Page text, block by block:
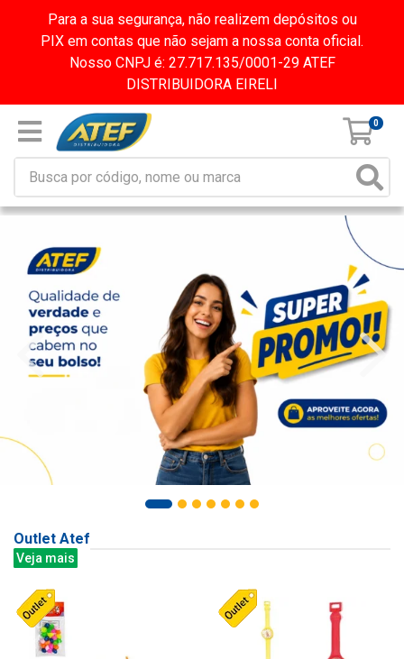
Para a sua segurança, não realizem depósitos ou
PIX em contas que não sejam a nossa conta oficial.
Nosso CNPJ é: 27.717.135/0001-29 ATEF
DISTRIBUIDORA EIRELI
0
Outlet Atef
Veja mais